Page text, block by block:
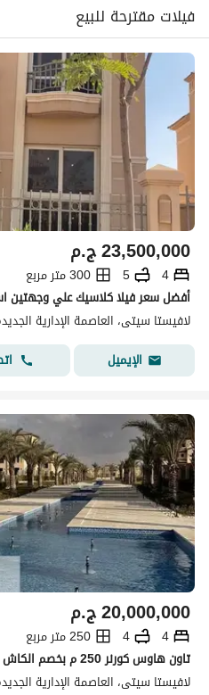
فيلات مقترحة للبيع
ج.م23,500,000
4
5
300 متر مربع
لافيستا سيتى، العاصمة الإدارية
الإيميل
ج.م20,000,000
4
4
250 متر مربع
لافيستا سيتى، العاصمة الإدارية